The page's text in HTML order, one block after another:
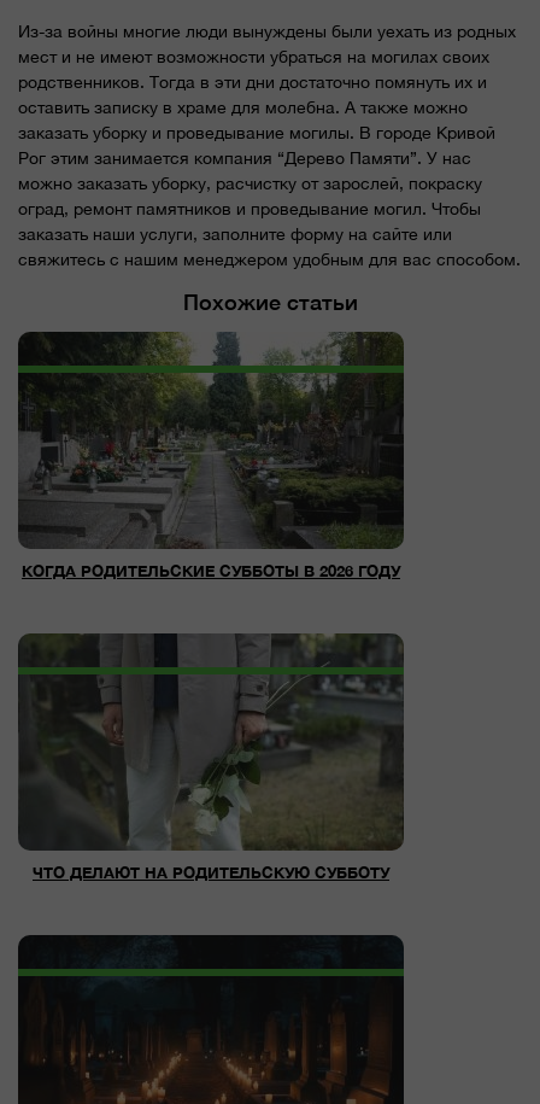
Из-за войны многие люди вынуждены были уехать из родных
мест и не имеют возможности убраться на могилах своих
родственников. Тогда в эти дни достаточно помянуть их и
оставить записку в храме для молебна. А также можно
заказать уборку и проведывание могилы. В городе Кривой
Рог этим занимается компания “Дерево Памяти”. У нас
можно заказать уборку, расчистку от зарослей, покраску
оград, ремонт памятников и проведывание могил. Чтобы
заказать наши услуги, заполните форму на сайте или
свяжитесь с нашим менеджером удобным для вас способом.
Похожие статьи
КОГДА РОДИТЕЛЬСКИЕ СУББОТЫ В 2026 ГОДУ
ЧТО ДЕЛАЮТ НА РОДИТЕЛЬСКУЮ СУББОТУ